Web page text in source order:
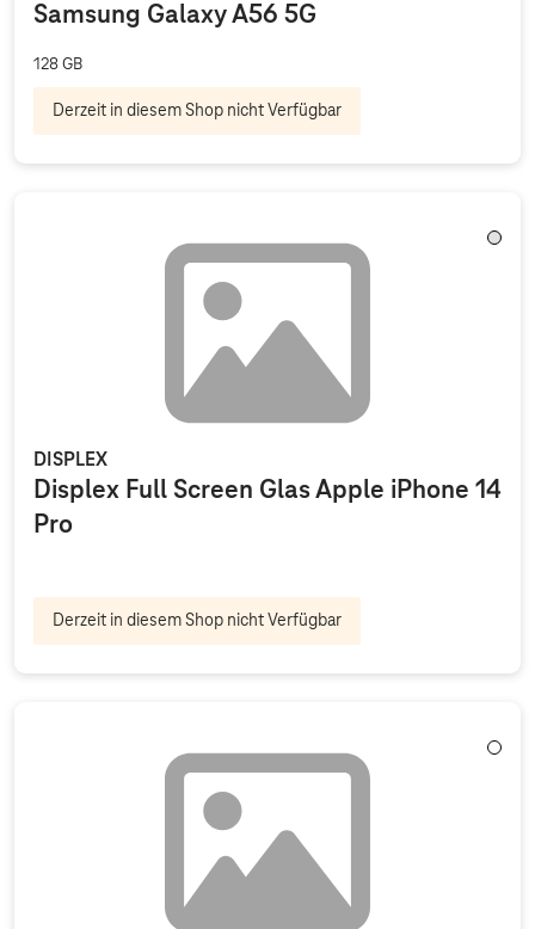
Samsung Galaxy A56 5G
128 GB
Derzeit in diesem Shop nicht Verfügbar
DISPLEX
Displex Full Screen Glas Apple iPhone 14
Pro
Derzeit in diesem Shop nicht Verfügbar
Weiß